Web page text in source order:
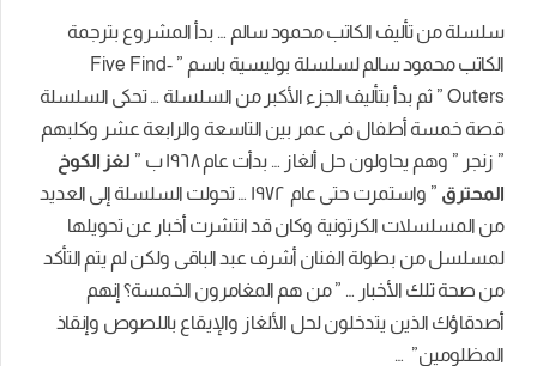
سلسلة من تأليف الكاتب محمود سالم … بدأ المشروع بترجمة
الكاتب محمود سالم لسلسلة بوليسية باسم ” Five Find-
Outers ” ثم بدأ بتأليف الجزء الأكبر من السلسلة … تحكى السلسلة
قصة خمسة أطفال فى عمر بين التاسعة والرابعة عشر وكلبهم
” زنجر ” وهم يحاولون حل ألغاز … بدأت عام ١٩٦٨ ب ”
لغز الكوخ
المحترق
” واستمرت حتى عام ١٩٧٢ … تحولت السلسلة إلى العديد
من المسلسلات الكرتونية وكان قد انتشرت أخبار عن تحويلها
لمسلسل من بطولة الفنان أشرف عبد الباقى ولكن لم يتم التأكد
من صحة تلك الأخبار … ”من هم المغامرون الخمسة؟ إنهم
أصدقاؤك الذين يتدخلون لحل الألغاز والإيقاع باللصوص وإنقاذ
المظلومين” …